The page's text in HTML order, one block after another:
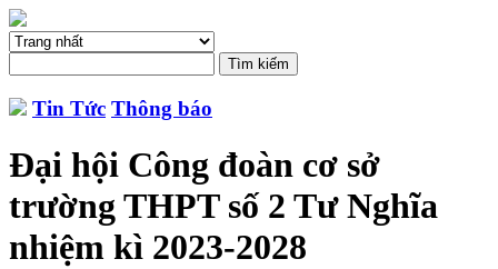
Tin Tức Thông báo
Đại hội Công đoàn cơ sở
trường THPT số 2 Tư Nghĩa
nhiệm kì 2023-2028